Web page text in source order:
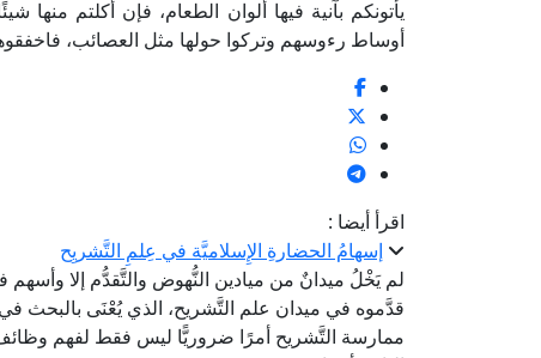
يأتونكم بآنية فيها ألوان الطعام، فإن أكلتم
أوساط رءوسهم وتركوا حولها مثل العصائب،
اقرأ أيضا :
إسهامُ الحضارةِ الإِسلاميَّة في عِلمِ التَّشريِح
لم يَخْلُ ميدانٌ من ميادين النُّهوض والتَّقدُّم إلا
قدَّموه في ميدان علم التَّشريح، الذي يُعْنَى بالبحث في
ممارسة التَّشريح أمرًا ضروريًّا ليس فقط لفهم